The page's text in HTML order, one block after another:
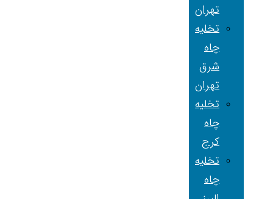
تهران
تخلیه
چاه
شرق
تهران
تخلیه
چاه
کرج
تخلیه
چاه